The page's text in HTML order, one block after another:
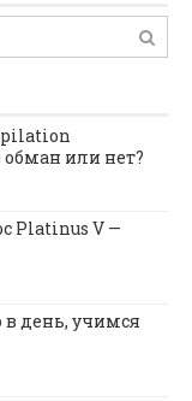
или нет?
Platinus V —
день, учимся